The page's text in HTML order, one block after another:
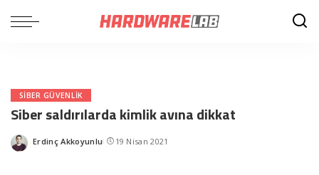
SIBER GÜVENLIK
Siber saldırılarda kimlik avına dikkat
Posted
Erdinç Akkoyunlu 19 Nisan 2021